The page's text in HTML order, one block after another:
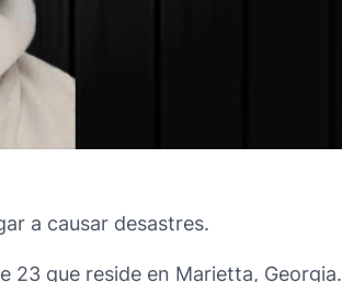
a causar desastres.
23 que reside en Marietta, Georgia.